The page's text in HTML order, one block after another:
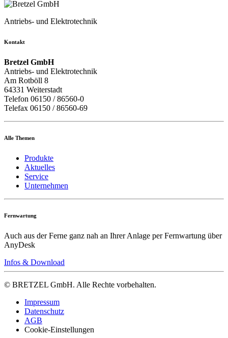
Antriebs- und Elektrotechnik
Kontakt
Bretzel GmbH
Antriebs- und Elektrotechnik
Am Rotböll 8
64331 Weiterstadt
Telefon 06150 / 86560-0
Telefax 06150 / 86560-69
Alle Themen
Produkte
Aktuelles
Service
Unternehmen
Fernwartung
Auch aus der Ferne ganz nah an Ihrer Anlage per Fernwartung über
AnyDesk
Infos & Download
© BRETZEL GmbH. Alle Rechte vorbehalten.
Impressum
Datenschutz
AGB
Cookie-Einstellungen